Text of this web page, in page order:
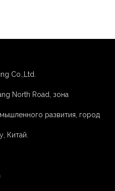
Co.,Ltd.
North Road, зона
развития, город
Китай.